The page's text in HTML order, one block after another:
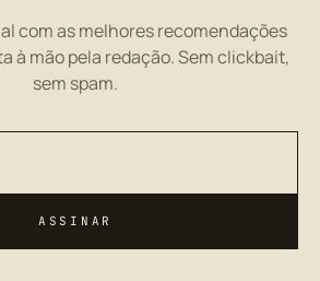
com as melhores recomendações
à mão pela redação. Sem clickbait,
sem spam.
ASSINAR